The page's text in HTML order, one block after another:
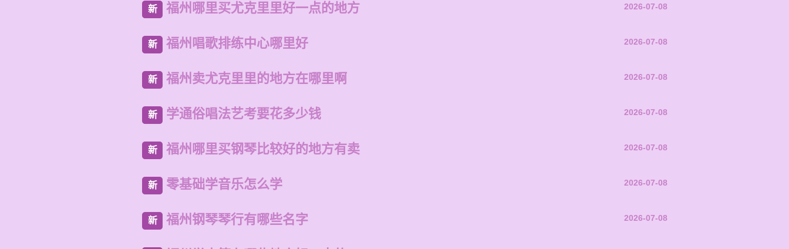
新 福州哪里买尤克里里好一点的地方 2026-07-08
新 福州唱歌排练中心哪里好 2026-07-08
新 福州卖尤克里里的地方在哪里啊 2026-07-08
新 学通俗唱法艺考要花多少钱 2026-07-08
新 福州哪里买钢琴比较好的地方有卖 2026-07-08
新 零基础学音乐怎么学 2026-07-08
新 福州钢琴琴行有哪些名字 2026-07-08